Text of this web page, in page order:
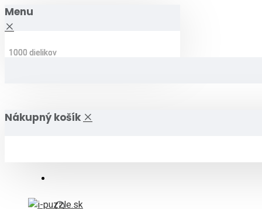
Menu
Nákupný košík
1000 dielikov
1000 dielikov
1000 dielikov
1000 dielikov
1000 dielikov
1000 dielikov